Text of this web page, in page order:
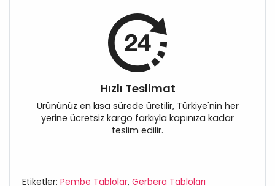
Hızlı Teslimat
Ürününüz en kısa sürede üretilir, Türkiye'nin her
yerine ücretsiz kargo farkıyla kapınıza kadar
teslim edilir.
Etiketler: Pembe Tablolar, Gerbera Tabloları